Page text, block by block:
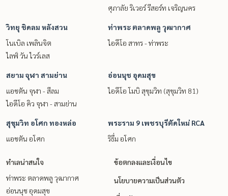
ศุภาลัย ริเวอร์ รีสอร์ท เจริญนคร
วิทยุ ชิดลม หลังสวน
โนเบิล เพลินจิต
ไลฟ์ วัน ไวร์เลส
ท่าพระ ตลาดพลู วุฒากาศ
ไอดีโอ สาทร - ท่าพระ
สยาม จุฬา สามย่าน
แอชตัน จุฬา - สีลม
ไอดีโอ คิว จุฬา - สามย่าน
อ่อนนุช อุดมสุข
ไอดีโอ โมบิ สุขุมวิท (สุขุมวิท 81)
สุขุมวิท อโศก ทองหล่อ
แอชตัน อโศก
พระราม 9 เพชรบุรีตัดใหม่ RCA
ริธึ่ม อโศก
ทำเลน่าสนใจ
ท่าพระ ตลาดพลู วุฒากาศ
อ่อนนุช อุดมสุข
ข้อตกลงและเงื่อนไข
นโยบายความเป็นส่วนตัว